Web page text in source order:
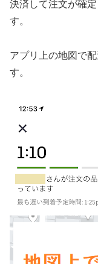
決済して注文が確
す。
アプリ上の地図で
す。